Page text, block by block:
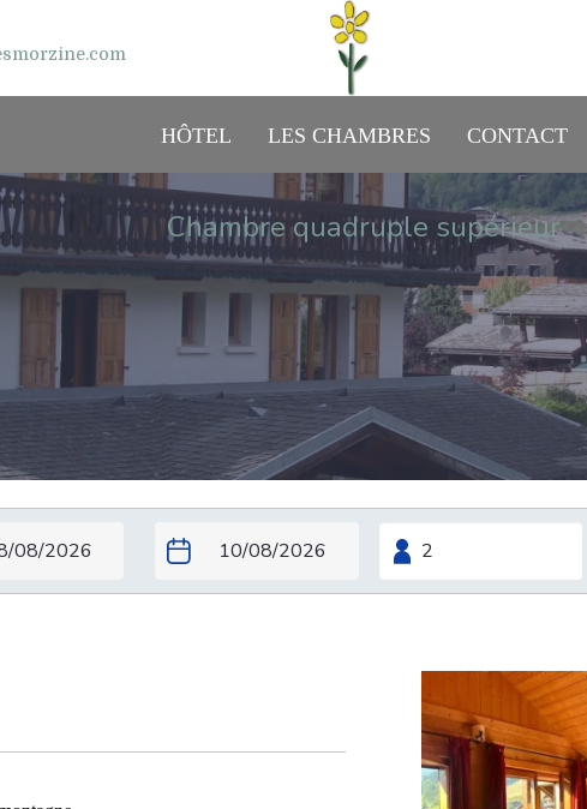
HÔTEL LES CHAMBRES CONTACT
Chambre quadruple supérieur